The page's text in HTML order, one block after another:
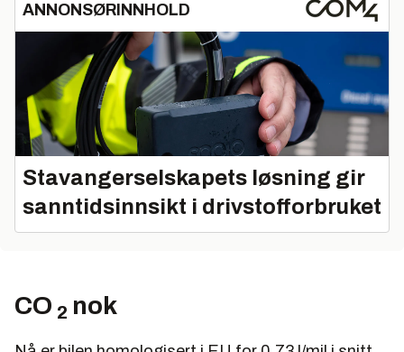
ANNONSØRINNHOLD
Stavangerselskapets løsning gir
sanntidsinnsikt i drivstofforbruket
CO 2 nok